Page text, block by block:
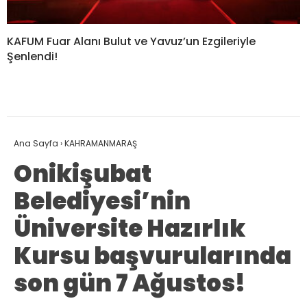
KAFUM Fuar Alanı Bulut ve Yavuz’un Ezgileriyle
Şenlendi!
Ana Sayfa ›KAHRAMANMARAŞ
Onikişubat
Belediyesi’nin
Üniversite Hazırlık
Kursu başvurularında
son gün 7 Ağustos!